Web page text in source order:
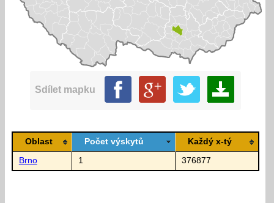
Sdílet mapku
Oblast Počet výskytů Každý x-tý
Brno 1 376877